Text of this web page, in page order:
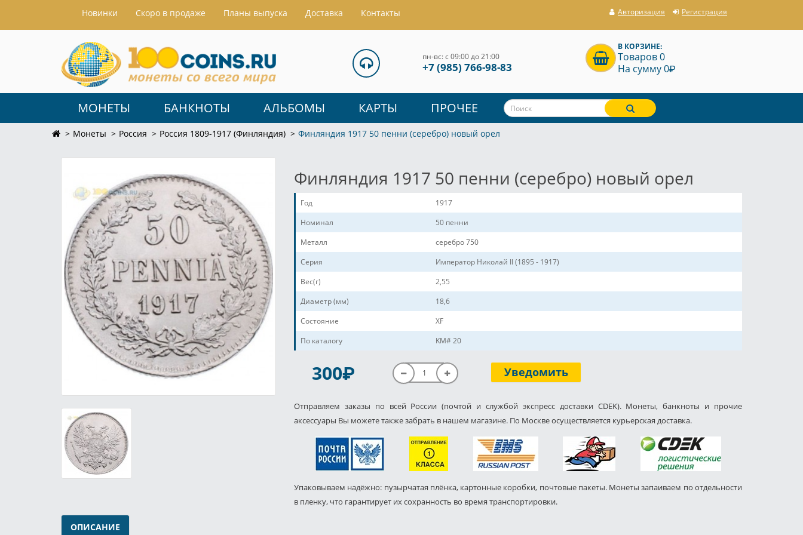
Hовинки Скоро в продаже Планы выпуска Доставка Контакты Авторизация Регистрация
пн-вс: с 09:00 до 21:00
+7 (985) 766-98-83
В КОРЗИНЕ:
Товаров 0
На сумму 0P
МОНЕТЫ БАНКНОТЫ АЛЬБОМЫ КАРТЫ ПРОЧЕЕ
Монеты Россия Россия 1809-1917 (Финляндия) Финляндия 1917 50 пенни (серебро) новый орел
Финляндия 1917 50 пенни (серебро) новый орел
Год
1917
Номинал
50 пенни
Металл
серебро 750
Серия
Император Николай II (1895 - 1917)
Вес(г)
2,55
Диаметр (мм)
18,6
Состояние
XF
По каталогу
KM# 20
300P Уведомить
Отправляем заказы по всей России (почтой и службой экспресс доставки CDEK). Монеты, банкноты и прочие
аксессуары Вы можете также забрать в нашем магазине. По Москве осуществляется курьерская доставка.
Упаковываем надёжно: пузырчатая плёнка, картонные коробки, почтовые пакеты. Монеты запаиваем по отдельности
в пленку, что гарантирует их сохранность во время транспортировки.
ОПИСАНИЕ